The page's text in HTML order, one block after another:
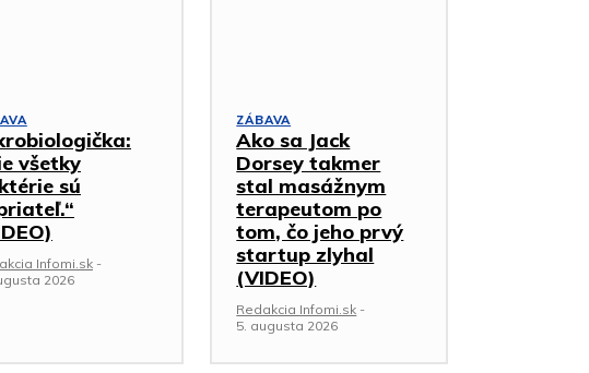
všetky
sú
Infomi.sk -
2026
ZÁBAVA
Ako sa Jack
Dorsey takmer
stal masážnym
terapeutom po
tom, čo jeho prvý
startup zlyhal
(VIDEO)
Redakcia Infomi.sk -
5. augusta 2026